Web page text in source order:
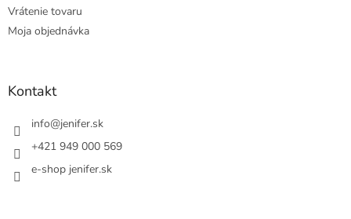
Vrátenie tovaru
Moja objednávka
Kontakt
info@jenifer.sk
+421 949 000 569
e-shop jenifer.sk